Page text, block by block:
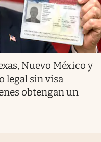
Nuevo México y
legal sin visa
obtengan un